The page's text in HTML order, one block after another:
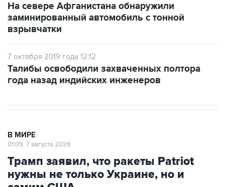
На севере Афганистана обнаружили
заминированный автомобиль с тонной
взрывчатки
7 октября 2019 года 12:12
Талибы освободили захваченных полтора
года назад индийских инженеров
В МИРЕ
01:09, 7 августа 2026
Трамп заявил, что ракеты Patriot
нужны не только Украине, но и